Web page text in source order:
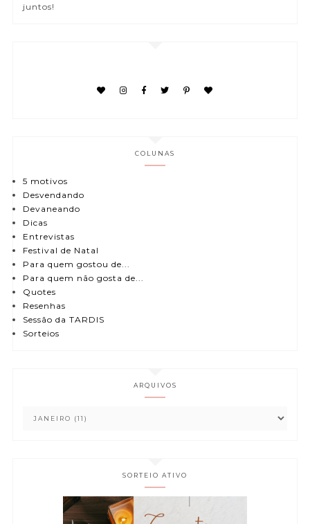
juntos!
COLUNAS
5 motivos
Desvendando
Devaneando
Dicas
Entrevistas
Festival de Natal
Para quem gostou de...
Para quem não gosta de...
Quotes
Resenhas
Sessão da TARDIS
Sorteios
ARQUIVOS
SORTEIO ATIVO